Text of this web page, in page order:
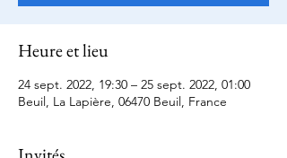
Heure et lieu
24 sept. 2022, 19:30 – 25 sept. 2022, 01:00
Beuil, La Lapière, 06470 Beuil, France